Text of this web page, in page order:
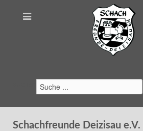
Schachfreunde Deizisau e.V.